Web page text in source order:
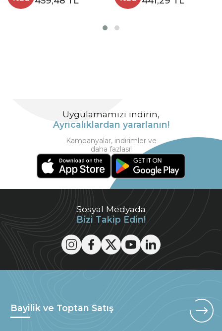
Sosyal Medyada
Bizi Takip Edin!
Uygulamamızı indirin,
Ayrıcalıklardan yararlanın!
Kampanyalar, indirimler ve
daha fazlası!
Bayilik ve Toptan Satış